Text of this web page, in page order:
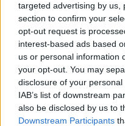
targeted advertising by us,
section to confirm your
opt-out request is
interest-based ads based
us or personal information
your opt-out. You may
disclosure of your
IAB’s list of downstream
also be disclosed by us to
Downstream Participants